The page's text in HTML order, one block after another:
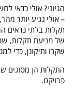
הגיוני? אולי כדאי
– אולי נגיע יותר
תקלות בלתי נראים
של מניעת תקלות,
שקרו ותיקונן, כדי
התקלות הן מסוגים
פרויקט.